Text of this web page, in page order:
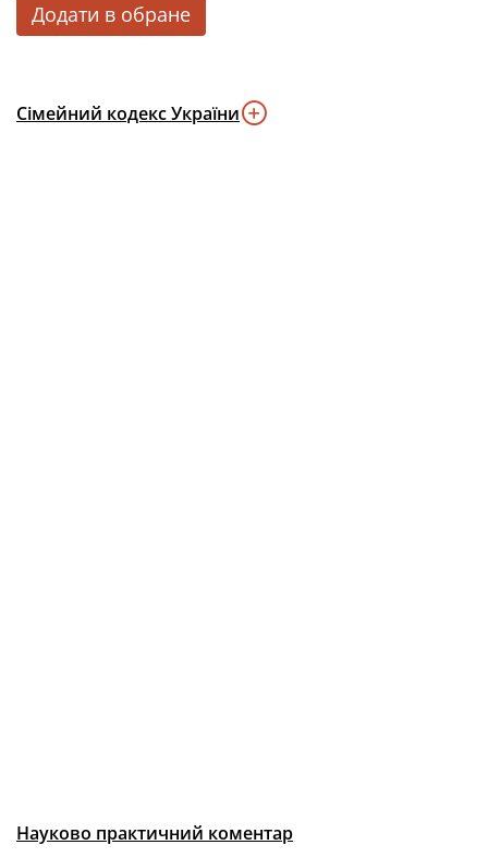
Додати в обране
Сімейний кодекс України
Науково практичний коментар